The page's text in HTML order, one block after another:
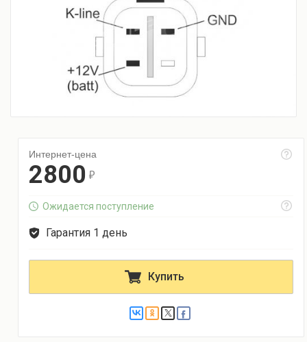
Интернет-цена
2800 r
Ожидается поступление
Гарантия 1 день
Купить